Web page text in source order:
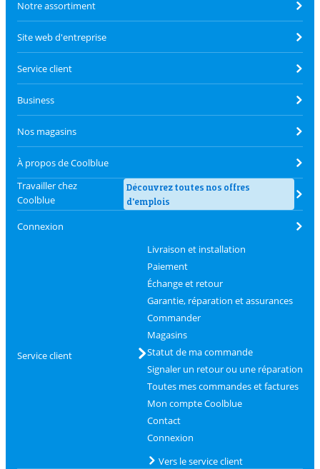
Notre assortiment
Site web d'entreprise
Service client
Business
Nos magasins
À propos de Coolblue
Travailler chez
Coolblue
Découvrez toutes nos offres
d'emplois
Connexion
Service client
Livraison et installation
Paiement
Échange et retour
Garantie, réparation et assurances
Commander
Magasins
Statut de ma commande
Signaler un retour ou une réparation
Toutes mes commandes et factures
Mon compte Coolblue
Contact
Connexion
Vers le service client